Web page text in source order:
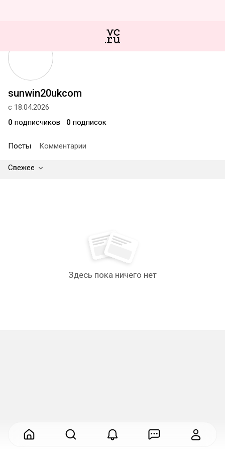
sunwin20ukcom
с 18.04.2026
0 подписчиков 0 подписок
Посты Комментарии
Свежее
Здесь пока ничего нет